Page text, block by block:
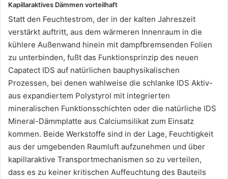
Kapillaraktives Dämmen vorteilhaft
Statt den Feuchtestrom, der in der kalten Jahreszeit
verstärkt auftritt, aus dem wärmeren Innenraum in die
kühlere Außenwand hinein mit dampfbremsenden Folien
zu unterbinden, fußt das Funktionsprinzip des neuen
Capatect IDS auf natürlichen bauphysikalischen
Prozessen, bei denen wahlweise die schlanke IDS Aktiv-
aus expandiertem Polystyrol mit integrierten
mineralischen Funktionsschichten oder die natürliche IDS
Mineral-Dämmplatte aus Calciumsilikat zum Einsatz
kommen. Beide Werkstoffe sind in der Lage, Feuchtigkeit
aus der umgebenden Raumluft aufzunehmen und über
kapillaraktive Transportmechanismen so zu verteilen,
dass es zu keiner kritischen Auffeuchtung des Bauteils